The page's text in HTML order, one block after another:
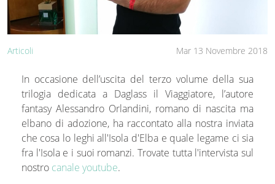
Mar 13 Novembre 2018
Articoli
In occasione dell’uscita del terzo volume della sua
trilogia dedicata a Daglass il Viaggiatore, l’autore
fantasy Alessandro Orlandini, romano di nascita ma
elbano di adozione, ha raccontato alla nostra inviata
che cosa lo leghi all'Isola d'Elba e quale legame ci sia
fra l'Isola e i suoi romanzi. Trovate tutta l'intervista sul
nostro canale youtube.